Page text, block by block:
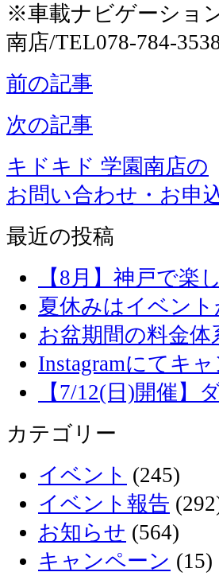
※車載ナビゲーショ
南店/TEL078-784-
前の記事
次の記事
キドキド 学園南店の
お問い合わせ・お申
最近の投稿
【8月】神戸で
夏休みはイベン
お盆期間の料金
Instagramにてキ
【7/12(日)開催
カテゴリー
イベント (245)
イベント報告
お知らせ (564)
キャンペーン (15)